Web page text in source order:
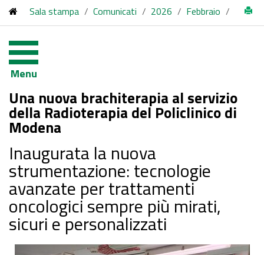
Sala stampa / Comunicati / 2026 / Febbraio /
Policlinico di Modena
Menu
Una nuova brachiterapia al servizio
della Radioterapia del Policlinico di
Modena
Inaugurata la nuova
strumentazione: tecnologie
avanzate per trattamenti
oncologici sempre più mirati,
sicuri e personalizzati